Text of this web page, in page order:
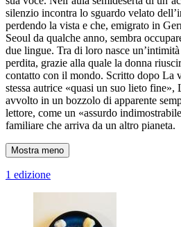
silenzio incontra lo sguardo velato
perdendo la vista e che, emigrato in
Seoul da qualche anno, sembra
due lingue. Tra di loro nasce
perdita, grazie alla quale la donna
contatto con il mondo. Scritto dopo La
stessa autrice «quasi un suo lieto fine»,
avvolto in un bozzolo di apparente
lettore, come un «assurdo
familiare che arriva da un altro pianeta.
Mostra meno
1 edizione